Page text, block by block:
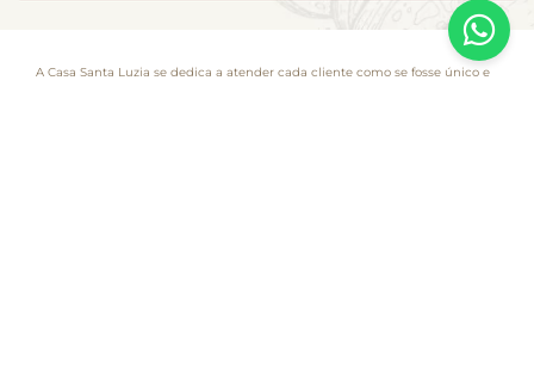
A Casa Santa Luzia se dedica a atender cada cliente como se fosse único e